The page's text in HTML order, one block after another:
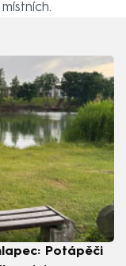
Potápěči